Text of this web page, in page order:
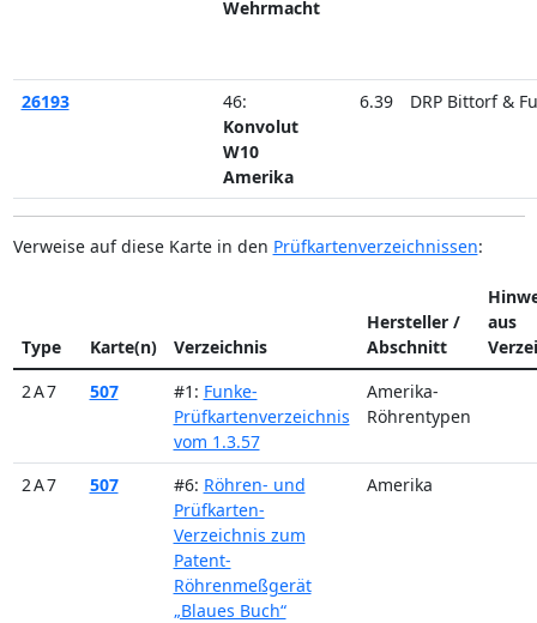
Wehrmacht
26193
46:
Konvolut
W10
Amerika
6.39 DRP Bittorf &
Verweise auf diese Karte in den Prüfkartenverzeichnissen:
Type Karte(n) Verzeichnis
Hersteller /
Abschnitt
aus
2 A 7
507 #1: Funke-
Prüfkartenverzeichnis
vom 1.3.57
Amerika-
Röhrentypen
2 A 7 507 #6: Röhren- und
Prüfkarten-
Verzeichnis zum
Patent-
Röhrenmeßgerät
„Blaues Buch“
Amerika